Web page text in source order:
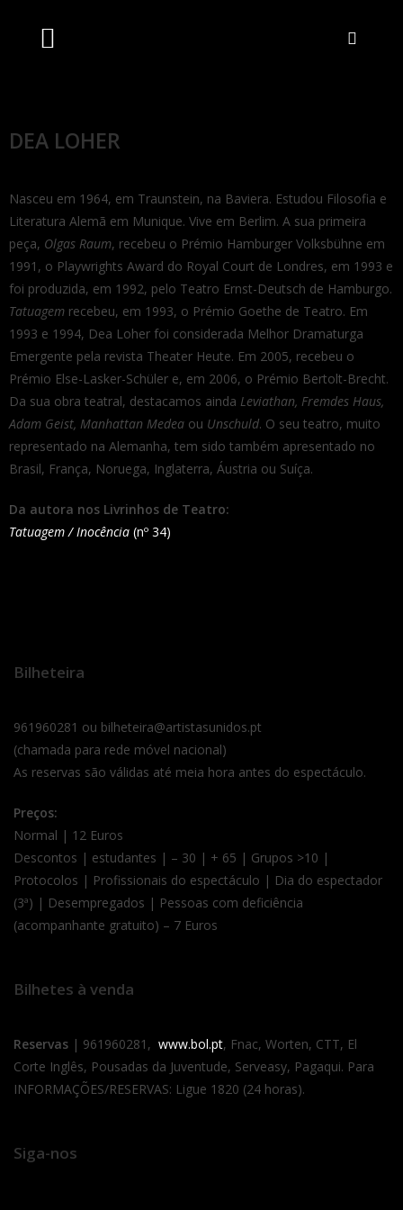
DEA LOHER
Nasceu em 1964, em Traunstein, na Baviera. Estudou Filosofia e
Literatura Alemã em Munique. Vive em Berlim. A sua primeira
peça, Olgas Raum, recebeu o Prémio Hamburger Volksbühne em
1991, o Playwrights Award do Royal Court de Londres, em 1993 e
foi produzida, em 1992, pelo Teatro Ernst-Deutsch de Hamburgo.
Tatuagem recebeu, em 1993, o Prémio Goethe de Teatro. Em
1993 e 1994, Dea Loher foi considerada Melhor Dramaturga
Emergente pela revista Theater Heute. Em 2005, recebeu o
Prémio Else-Lasker-Schüler e, em 2006, o Prémio Bertolt-Brecht.
Da sua obra teatral, destacamos ainda Leviathan, Fremdes Haus,
Adam Geist, Manhattan Medea ou Unschuld. O seu teatro, muito
representado na Alemanha, tem sido também apresentado no
Brasil, França, Noruega, Inglaterra, Áustria ou Suíça.
Da autora nos Livrinhos de Teatro:
Tatuagem / Inocência (nº 34)
Bilheteira
961960281 ou bilheteira@artistasunidos.pt
(chamada para rede móvel nacional)
As reservas são válidas até meia hora antes do espectáculo.
Preços:
Normal | 12 Euros
Descontos | estudantes | – 30 | + 65 | Grupos >10 |
Protocolos | Profissionais do espectáculo | Dia do espectador
(3ª) | Desempregados | Pessoas com deficiência
(acompanhante gratuito) – 7 Euros
Bilhetes à venda
Reservas | 961960281, www.bol.pt, Fnac, Worten, CTT, El
Corte Inglês, Pousadas da Juventude, Serveasy, Pagaqui. Para
INFORMAÇÕES/RESERVAS: Ligue 1820 (24 horas).
Siga-nos